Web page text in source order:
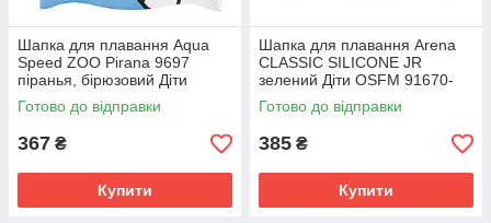
Шапка для плавання Aqua
Speed ZOO Pirana 9697
піранья, бірюзовий Діти
OSFM 246-02
Готово до відправки
367 ₴
Купити
Шапка для плавання Arena
CLASSIC SILICONE JR
зелений Діти OSFM 91670-
065
Готово до відправки
385 ₴
Купити